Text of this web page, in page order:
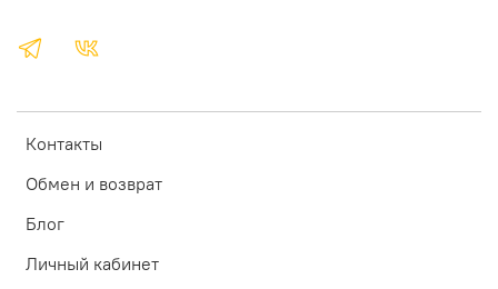
Контакты
Обмен и возврат
Блог
Личный кабинет